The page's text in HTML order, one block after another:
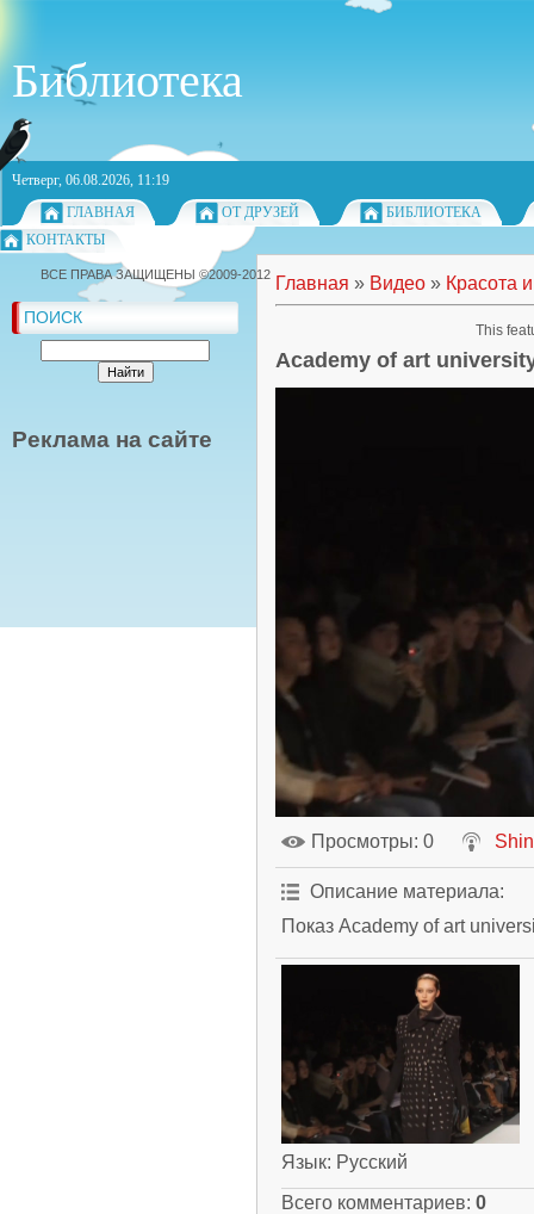
Библиотека
Четверг, 06.08.2026, 11:19
ГЛАВНАЯ
ОТ ДРУЗЕЙ
БИБЛИОТЕКА
КОНТАКТЫ
ПОИСК
Реклама на сайте
Главная » Видео » Красота
Academy of art
Просмотры: 0
Описание материала:
Показ Academy of art
Язык: Русский
Всего комментариев: 0
ВСЕ ПРАВА ЗАЩИЩЕНЫ ©2009-2012
This